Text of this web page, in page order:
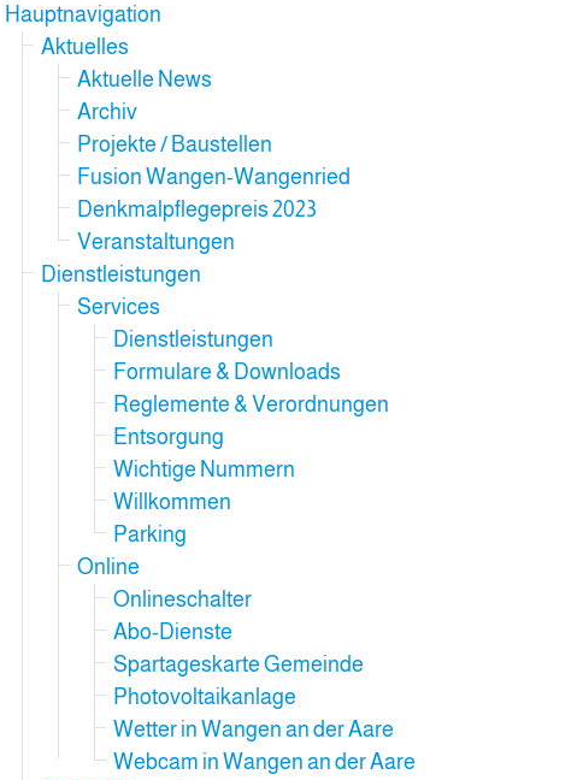
Hauptnavigation
Aktuelles
Aktuelle News
Archiv
Projekte / Baustellen
Fusion Wangen-Wangenried
Denkmalpflegepreis 2023
Veranstaltungen
Dienstleistungen
Services
Dienstleistungen
Formulare & Downloads
Reglemente & Verordnungen
Entsorgung
Wichtige Nummern
Willkommen
Parking
Online
Onlineschalter
Abo-Dienste
Spartageskarte Gemeinde
Photovoltaikanlage
Wetter in Wangen an der Aare
Webcam in Wangen an der Aare